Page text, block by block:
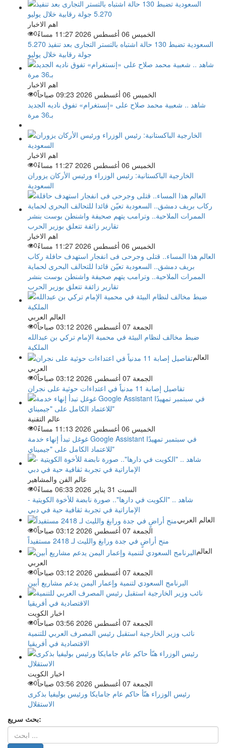
اهم الاخبار
الخميس 06 أغسطس 2026 11:27 مساءً
0
السعودية تضبط 130 حالة اشتباه بالتستر التجارى بعد تنفيذ 5.270
جولة رقابية خلال يوليو
اهم الاخبار
الخميس 06 أغسطس 2026 09:23 صباحاً
0
شاهد .. شعبية محمد صلاح على «إنستغرام» تفوق ناديه الجديد
بـ36 مرة
اهم الاخبار
الخميس 06 أغسطس 2026 11:27 مساءً
0
الخارجية الباكستانية: رئيس الوزراء ورئيس الأركان يزوران
السعودية
اهم الاخبار
الخميس 06 أغسطس 2026 11:27 مساءً
0
العالم هذا المساء.. قتلى وجرحى فى انفجار استهدف حافلة ركاب
بريف دمشق.. السعودية تعيّن قائدا للتحالف البحرى لحماية
الممرات الملاحية.. وترامب يتهم صحيفة واشنطن بوست بنشر
تقارير زائفة تتعلق بوزير الحرب
العالم العربي
الجمعة 07 أغسطس 2026 03:12 صباحاً
0
ضبط مخالف لنظام البيئة في محمية الإمام تركي بن عبدالله
الملكية
العالم
العربي
الجمعة 07 أغسطس 2026 03:12 صباحاً
0
تفاصيل إصابة 11 مدنياً في اعتداءات حوثية على نجران
عالم التقنية
الخميس 06 أغسطس 2026 11:13 مساءً
0
غوغل تبدأ إنهاء خدمة Google Assistant في سبتمبر تمهيدًا
للاعتماد الكامل على "جيميناي"
عالم الفن والمشاهير
السبت 31 يناير 2026 06:33 مساءً
0
شاهد .. "الكويت في دارها".. صورة نابضة للأخوة الكويتية -
الإماراتية في تجربة ثقافية حية في دبي
العالم العربي
الجمعة 07 أغسطس 2026 03:12 صباحاً
0
منح أراضٍ في جدة ورابغ والليث لـ 2418 مستفيداً
العالم
العربي
الجمعة 07 أغسطس 2026 03:12 صباحاً
0
البرنامج السعودي لتنمية وإعمار اليمن يدعم مشاريع أبين
اخبار الكويت
الجمعة 07 أغسطس 2026 03:56 صباحاً
0
نائب وزير الخارجية استقبل رئيس المصرف العربي للتنمية
الاقتصادية في أفريقيا
اخبار الكويت
الجمعة 07 أغسطس 2026 03:56 صباحاً
0
رئيس الوزراء هنّأ حاكم عام جامايكا ورئيس بوليفيا بذكرى
الاستقلال
بحث سريع: